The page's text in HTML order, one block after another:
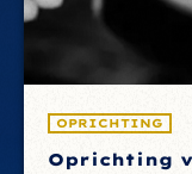
OPRICHTING
Oprichting